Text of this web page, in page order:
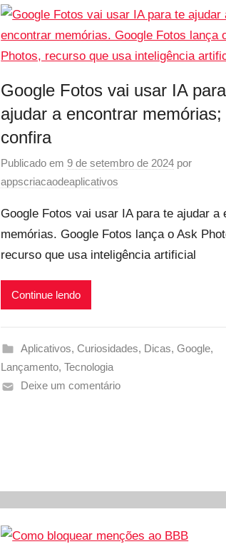
Google Fotos vai usar IA
ajudar a encontrar memórias;
confira
Publicado em9 de setembro de 2024 por
appscriacaodeaplicativos
Google Fotos vai usar IA para te ajudar a
memórias. Google Fotos lança o Ask
recurso que usa inteligência artificial
Continue lendo
Aplicativos, Curiosidades, Dicas, Google,
Lançamento,Tecnologia
Deixe um comentário